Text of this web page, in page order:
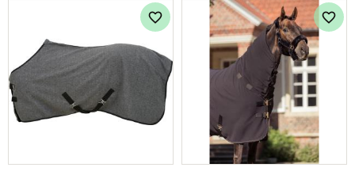
Lägg till i favoriter